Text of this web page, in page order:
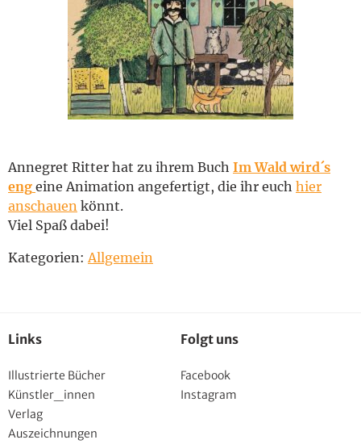
Annegret Ritter hat zu ihrem Buch Im Wald wird´s
eng eine Animation angefertigt, die ihr euch hier
anschauen könnt.
Viel Spaß dabei!
Kategorien: Allgemein
Links
Illustrierte Bücher
Künstler_innen
Verlag
Auszeichnungen
Folgt uns
Facebook
Instagram
English